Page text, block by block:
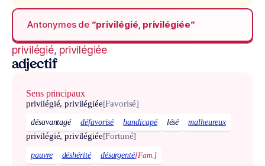
Antonymes de “privilégié, privilégiée“
privilégié, privilégiée
adjectif
Sens principaux
privilégié, privilégiée[Favorisé]
désavantagé défavorisé handicapé lésé malheureux
privilégié, privilégiée[Fortuné]
pauvre déshérité désargenté[Fam.]